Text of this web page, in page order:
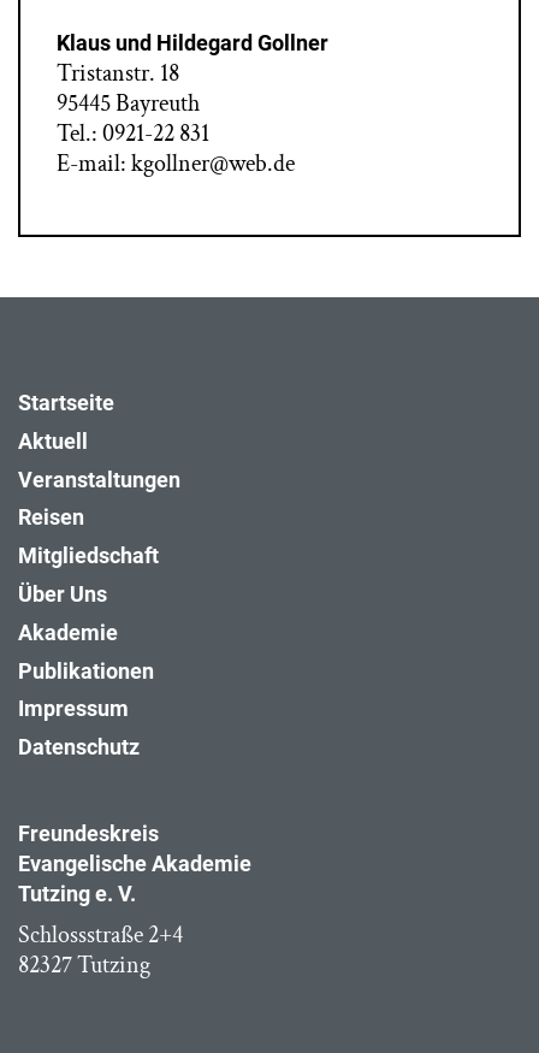
Klaus und Hildegard Gollner
Tristanstr. 18
95445 Bayreuth
Tel.: 0921-22 831
E-mail: kgollner@web.de
Freundeskreis
Evangelische Akademie
Tutzing e. V.
Schlossstraße 2+4
82327 Tutzing
Startseite
Aktuell
Veranstaltungen
Reisen
Mitgliedschaft
Über Uns
Akademie
Publikationen
Impressum
Datenschutz